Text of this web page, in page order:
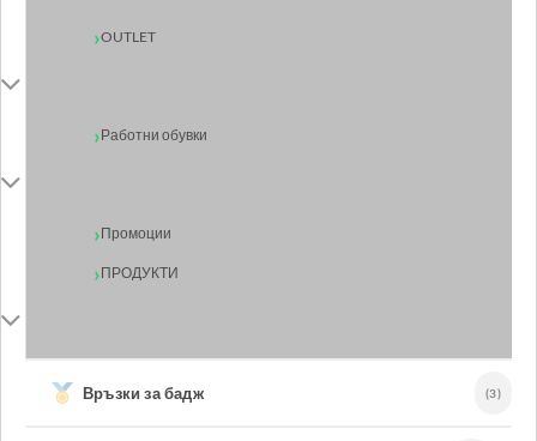
OUTLET
Работни обувки
Промоции
ПРОДУКТИ
Връзки за бадж (3)